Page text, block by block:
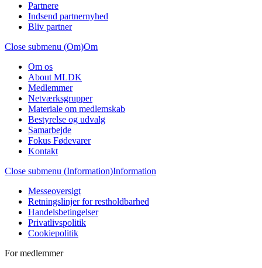
Partnere
Indsend partnernyhed
Bliv partner
Close submenu (Om)Om
Om os
About MLDK
Medlemmer
Netværksgrupper
Materiale om medlemskab
Bestyrelse og udvalg
Samarbejde
Fokus Fødevarer
Kontakt
Close submenu (Information)Information
Messeoversigt
Retningslinjer for restholdbarhed
Handelsbetingelser
Privatlivspolitik
Cookiepolitik
For medlemmer